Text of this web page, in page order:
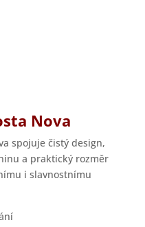
Nova
spojuje čistý design,
a praktický rozměr
i slavnostnímu